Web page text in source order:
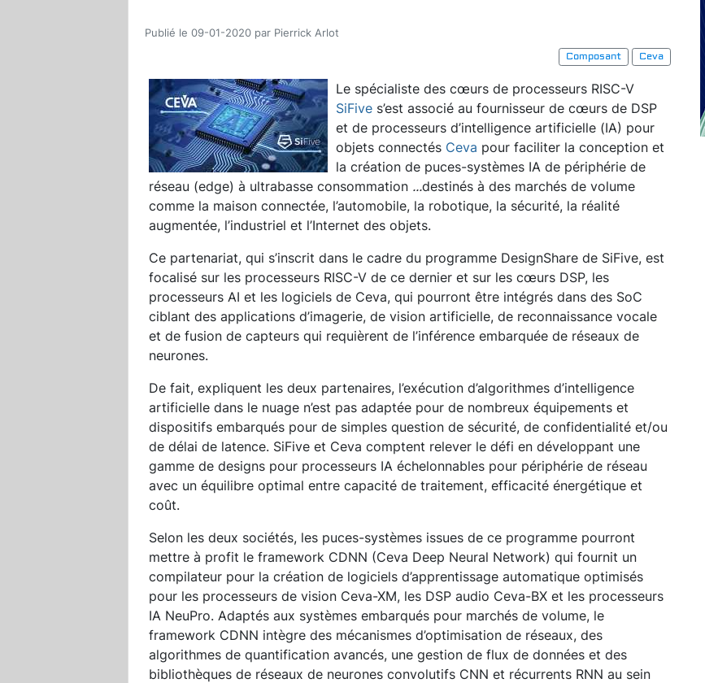
Publié le 09-01-2020 par Pierrick Arlot
Composant
Ceva
Le spécialiste des cœurs de processeurs RISC-V
SiFive s’est associé au fournisseur de cœurs de DSP
et de processeurs d’intelligence artificielle (IA) pour
objets connectés Ceva pour faciliter la conception et
la création de puces-systèmes IA de périphérie de
réseau (edge) à ultrabasse consommation ...destinés à des marchés de volume
comme la maison connectée, l’automobile, la robotique, la sécurité, la réalité
augmentée, l’industriel et l’Internet des objets.
Ce partenariat, qui s’inscrit dans le cadre du programme DesignShare de SiFive, est
focalisé sur les processeurs RISC-V de ce dernier et sur les cœurs DSP, les
processeurs AI et les logiciels de Ceva, qui pourront être intégrés dans des SoC
ciblant des applications d’imagerie, de vision artificielle, de reconnaissance vocale
et de fusion de capteurs qui requièrent de l’inférence embarquée de réseaux de
neurones.
De fait, expliquent les deux partenaires, l’exécution d’algorithmes d’intelligence
artificielle dans le nuage n’est pas adaptée pour de nombreux équipements et
dispositifs embarqués pour de simples question de sécurité, de confidentialité et/ou
de délai de latence. SiFive et Ceva comptent relever le défi en développant une
gamme de designs pour processeurs IA échelonnables pour périphérie de réseau
avec un équilibre optimal entre capacité de traitement, efficacité énergétique et
coût.
Selon les deux sociétés, les puces-systèmes issues de ce programme pourront
mettre à profit le framework CDNN (Ceva Deep Neural Network) qui fournit un
compilateur pour la création de logiciels d’apprentissage automatique optimisés
pour les processeurs de vision Ceva-XM, les DSP audio Ceva-BX et les processeurs
IA NeuPro. Adaptés aux systèmes embarqués pour marchés de volume, le
framework CDNN intègre des mécanismes d’optimisation de réseaux, des
algorithmes de quantification avancés, une gestion de flux de données et des
bibliothèques de réseaux de neurones convolutifs CNN et récurrents RNN au sein